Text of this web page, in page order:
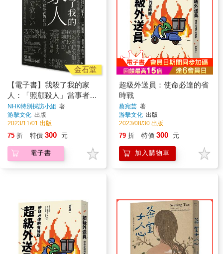
金石堂
【電子書】我殺了我的家
人：「照顧殺人」當事者的
自白
NHK特別採訪小組 著
游擊文化 出版
2023/11/01 出版
75 折 特價 300 元
電子書
超級外送員：使命必達的省
時戰
蔡宛芸 著
游擊文化 出版
2023/08/30 出版
79 折 特價 300 元
加入購物車